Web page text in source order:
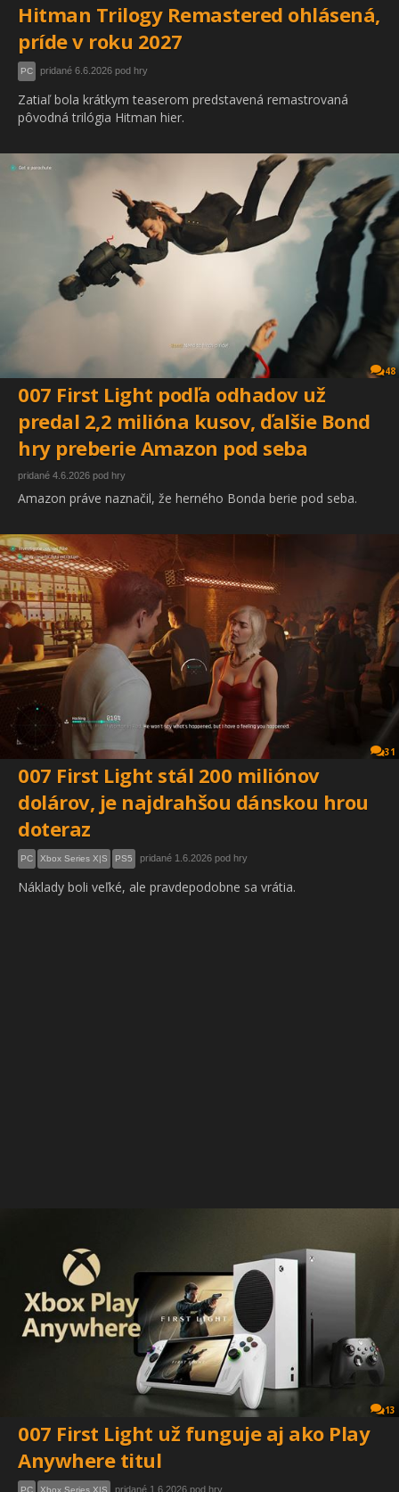
Hitman Trilogy Remastered ohlásená,
príde v roku 2027
PC pridané 6.6.2026 pod hry
Zatiaľ bola krátkym teaserom predstavená remastrovaná
pôvodná trilógia Hitman hier.
48
007 First Light podľa odhadov už
predal 2,2 milióna kusov, ďalšie Bond
hry preberie Amazon pod seba
pridané 4.6.2026 pod hry
Amazon práve naznačil, že herného Bonda berie pod seba.
31
007 First Light stál 200 miliónov
dolárov, je najdrahšou dánskou hrou
doteraz
PC Xbox Series X|S PS5 pridané 1.6.2026 pod hry
Náklady boli veľké, ale pravdepodobne sa vrátia.
13
007 First Light už funguje aj ako Play
Anywhere titul
PC Xbox Series X|S pridané 1.6.2026 pod hry